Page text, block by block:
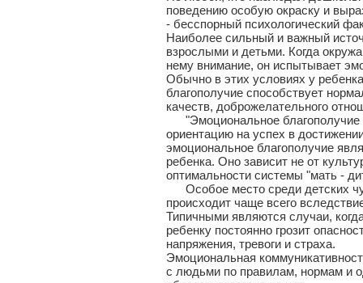
поведению особую окраску и
- бесспорный психологический
Наиболее сильный и важный
взрослыми и детьми. Когда
нему внимание, он испытывает
Обычно в этих условиях у
благополучие способствует
качеств, доброжелательного
"Эмоциональное благополучие
ориентацию на успех в
эмоциональное благополучие
ребенка. Оно зависит не от
оптимальности системы "мать -
Особое место среди детских
происходит чаще всего
Типичными являются случаи,
ребенку постоянно грозит
напряжения, тревоги и страха.
Эмоциональная
с людьми по правилам, нормам и